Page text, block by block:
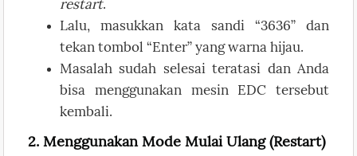
restart.
Lalu, masukkan kata sandi “3636” dan
tekan tombol “Enter” yang warna hijau.
Masalah sudah selesai teratasi dan Anda
bisa menggunakan mesin EDC tersebut
kembali.
2. Menggunakan Mode Mulai Ulang (Restart)